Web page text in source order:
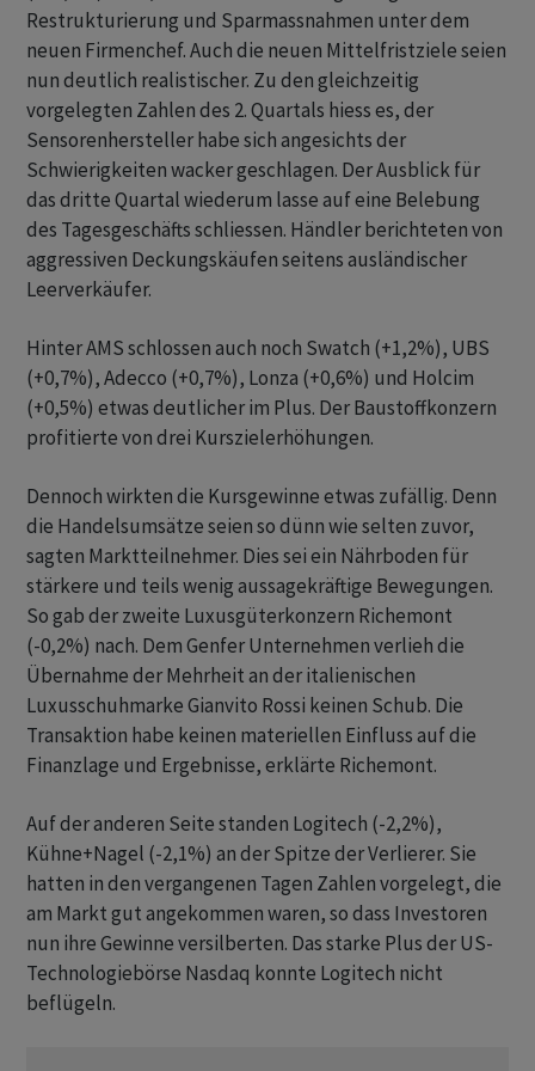
Restrukturierung und Sparmassnahmen unter dem
neuen Firmenchef. Auch die neuen Mittelfristziele seien
nun deutlich realistischer. Zu den gleichzeitig
vorgelegten Zahlen des 2. Quartals hiess es, der
Sensorenhersteller habe sich angesichts der
Schwierigkeiten wacker geschlagen. Der Ausblick für
das dritte Quartal wiederum lasse auf eine Belebung
des Tagesgeschäfts schliessen. Händler berichteten von
aggressiven Deckungskäufen seitens ausländischer
Leerverkäufer.
Hinter AMS schlossen auch noch Swatch (+1,2%), UBS
(+0,7%), Adecco (+0,7%), Lonza (+0,6%) und Holcim
(+0,5%) etwas deutlicher im Plus. Der Baustoffkonzern
profitierte von drei Kurszielerhöhungen.
Dennoch wirkten die Kursgewinne etwas zufällig. Denn
die Handelsumsätze seien so dünn wie selten zuvor,
sagten Marktteilnehmer. Dies sei ein Nährboden für
stärkere und teils wenig aussagekräftige Bewegungen.
So gab der zweite Luxusgüterkonzern Richemont
(-0,2%) nach. Dem Genfer Unternehmen verlieh die
Übernahme der Mehrheit an der italienischen
Luxusschuhmarke Gianvito Rossi keinen Schub. Die
Transaktion habe keinen materiellen Einfluss auf die
Finanzlage und Ergebnisse, erklärte Richemont.
Auf der anderen Seite standen Logitech (-2,2%),
Kühne+Nagel (-2,1%) an der Spitze der Verlierer. Sie
hatten in den vergangenen Tagen Zahlen vorgelegt, die
am Markt gut angekommen waren, so dass Investoren
nun ihre Gewinne versilberten. Das starke Plus der US-
Technologiebörse Nasdaq konnte Logitech nicht
beflügeln.